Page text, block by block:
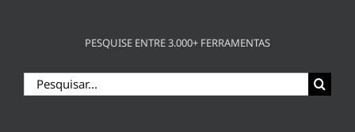
PESQUISE ENTRE 3.000+ FERRAMENTAS
Buscar
resultados